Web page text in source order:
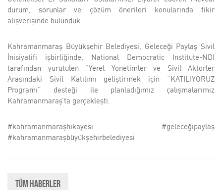
durum, sorunlar ve çözüm önerileri konularında fikir
alışverişinde bulunduk.
Kahramanmaraş Büyükşehir Belediyesi, Geleceği Paylaş Sivil
İnisiyatifi işbirliğinde, National Democratic Institute-NDI
tarafından yürütülen “Yerel Yönetimler ve Sivil Aktörler
Arasındaki Sivil Katılımı geliştirmek için “KATILIYORUZ
Programı” desteği ile planladığımız çalışmalarımız
Kahramanmaraş’ta gerçekleşti.
#kahramanmaraşhikayesi #geleceğipaylaş
#kahramanmaraşbüyükşehirbelediyesi
Tüm Haberler